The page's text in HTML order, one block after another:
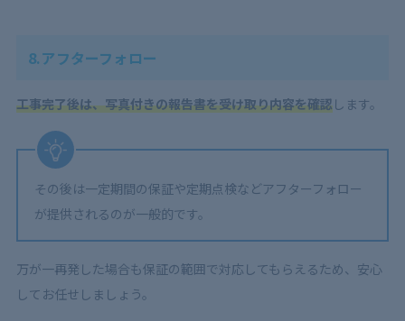
8.アフターフォロー
工事完了後は、写真付きの報告書を受け取り内容を確認します。
その後は一定期間の保証や定期点検などアフターフォロー
が提供されるのが一般的です。
万が一再発した場合も保証の範囲で対応してもらえるため、安心
してお任せしましょう。